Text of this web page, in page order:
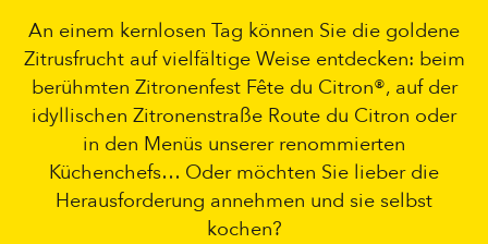
An einem kernlosen Tag können Sie die goldene
Zitrusfrucht auf vielfältige Weise entdecken: beim
berühmten Zitronenfest Fête du Citron®, auf der
idyllischen Zitronenstraße Route du Citron oder
in den Menüs unserer renommierten
Küchenchefs… Oder möchten Sie lieber die
Herausforderung annehmen und sie selbst
kochen?